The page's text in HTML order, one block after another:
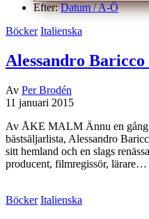
Efter:Datum /A-Ö
Böcker Italienska
Alessandro
Av Per Brodén
11 januari 2015
Av ÅKE MALM Ännu en gång
bästsäljarlista, Alessandro
sitt hemland och en slags
producent, filmregissör, lärare…
Böcker Italienska